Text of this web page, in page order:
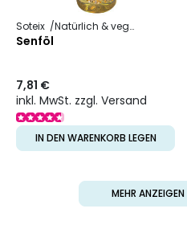
Soteix Natürlich & vegan
Senföl
7,81 €
inkl. MwSt. zzgl. Versand
IN DEN WARENKORB LEGEN